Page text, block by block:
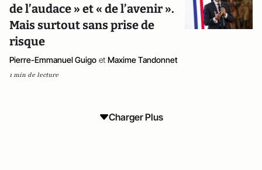
de l’audace » et « de l’avenir ».
Mais surtout sans prise de
risque
Pierre-Emmanuel Guigo et Maxime Tandonnet
1 min de lecture
Charger Plus